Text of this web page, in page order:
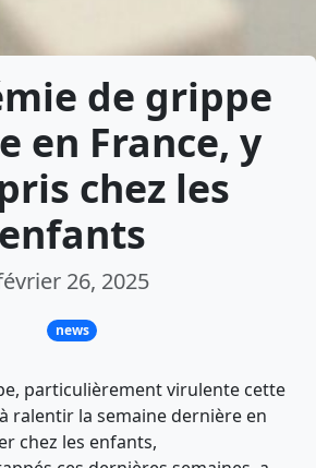
de grippe
en France, y
chez les
enfants
26, 2025
news
particulièrement virulente cette
ralentir la semaine dernière en
chez les enfants,